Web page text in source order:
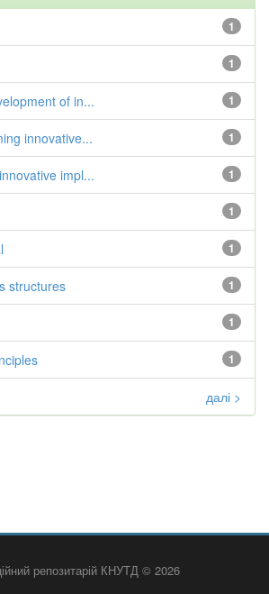
1
1
1
of in...
1
innovative...
1
impl...
1
1
1
structures
1
1
далі >
репозитарій КНУТД © 2026